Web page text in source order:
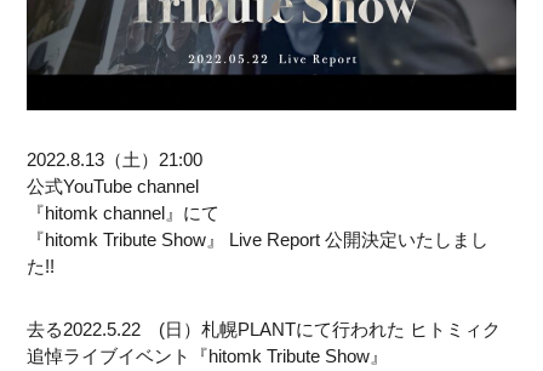
2022.8.13（土）21:00
公式YouTube channel
『hitomk channel』にて
『hitomk Tribute Show』 Live Report 公開決定いたしまし
た!!
去る2022.5.22 (日）札幌PLANTにて行われた ヒトミィク
追悼ライブイベント『hitomk Tribute Show』